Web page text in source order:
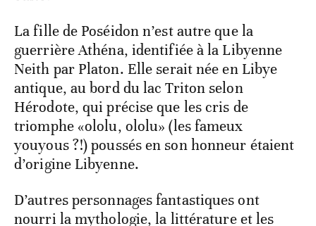
La fille de Poséidon n’est autre que la
guerrière Athéna, identifiée à la Libyenne
Neith par Platon. Elle serait née en Libye
antique, au bord du lac Triton selon
Hérodote, qui précise que les cris de
triomphe «ololu, ololu» (les fameux
youyous ?!) poussés en son honneur étaient
d’origine Libyenne.
D’autres personnages fantastiques ont
nourri la mythologie, la littérature et les